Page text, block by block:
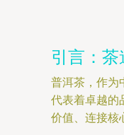
引言：
普洱茶，作为
代表着卓越的
价值、连接核